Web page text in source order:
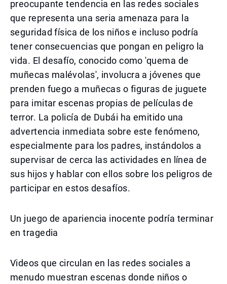
preocupante tendencia en las redes sociales
que representa una seria amenaza para la
seguridad física de los niños e incluso podría
tener consecuencias que pongan en peligro la
vida. El desafío, conocido como 'quema de
muñecas malévolas', involucra a jóvenes que
prenden fuego a muñecas o figuras de juguete
para imitar escenas propias de películas de
terror. La policía de Dubái ha emitido una
advertencia inmediata sobre este fenómeno,
especialmente para los padres, instándolos a
supervisar de cerca las actividades en línea de
sus hijos y hablar con ellos sobre los peligros de
participar en estos desafíos.
Un juego de apariencia inocente podría terminar
en tragedia
Videos que circulan en las redes sociales a
menudo muestran escenas donde niños o